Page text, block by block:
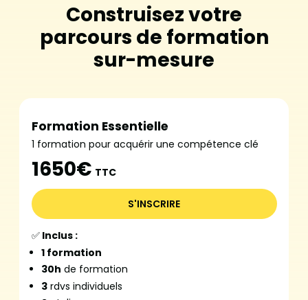
Construisez votre
parcours de formation
sur-mesure
Formation Essentielle
1 formation pour acquérir une compétence clé
1650€ TTC
S'INSCRIRE
✅Inclus :
1 formation
30h de formation
3rdvs individuels